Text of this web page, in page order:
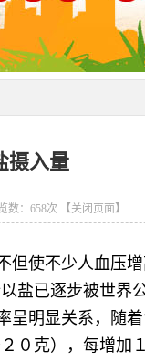
摄入量
数： 658次 【关闭页面】
使不少人血压
盐已逐步被世界
明显关系，随
０克），每增加